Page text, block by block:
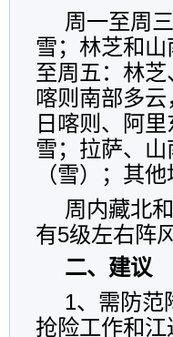
周一至周
雪；林芝和
至周五：林
喀则南部多
日喀则、阿
雪；拉萨、
（雪）；其
周内藏北
有5级左右阵风
二、建议
1、需防范
抢险工作和江